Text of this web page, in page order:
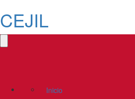
CEJIL
Inicio